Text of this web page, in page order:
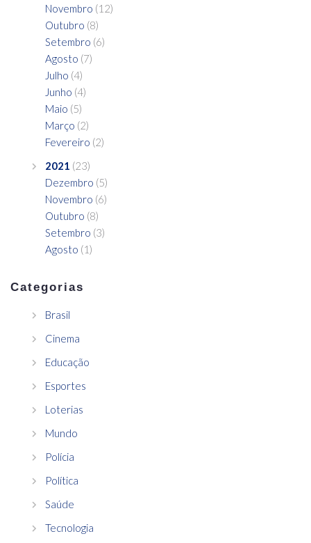
Novembro (12)
Outubro (8)
Setembro (6)
Agosto (7)
Julho (4)
Junho (4)
Maio (5)
Março (2)
Fevereiro (2)
2021 (23)
Dezembro (5)
Novembro (6)
Outubro (8)
Setembro (3)
Agosto (1)
Categorias
Brasil
Cinema
Educação
Esportes
Loterias
Mundo
Polícia
Política
Saúde
Tecnologia